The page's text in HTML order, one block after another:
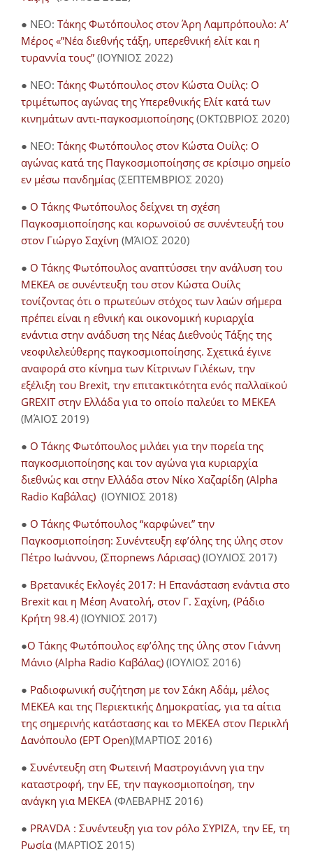
● NEO: Τάκης Φωτόπουλος στον Άρη Λαμπρόπουλο: Α’
Μέρος «”Νέα διεθνής τάξη, υπερεθνική ελίτ και η
τυραννία τους” (ΙΟΥΝΙΟΣ 2022)
● NEO: Τάκης Φωτόπουλος στον Κώστα Ουίλς: Ο
τριμέτωπος αγώνας της Υπερεθνικής Ελίτ κατά των
κινημάτων αντι-παγκοσμιοποίησης (ΟΚΤΩΒΡΙΟΣ 2020)
● NEO: Τάκης Φωτόπουλος στον Κώστα Ουίλς: Ο
αγώνας κατά της Παγκοσμιοποίησης σε κρίσιμο σημείο
εν μέσω πανδημίας (ΣΕΠΤΕΜΒΡΙΟΣ 2020)
● Ο Τάκης Φωτόπουλος δείχνει τη σχέση
Παγκοσμιοποίησης και κορωνοϊού σε συνέντευξή του
στον Γιώργο Σαχίνη (ΜΆΙΟΣ 2020)
● O Τάκης Φωτόπουλος αναπτύσσει την ανάλυση του
ΜΕΚΕΑ σε συνέντευξη του στον Κώστα Ουίλς
τονίζοντας ότι ο πρωτεύων στόχος των λαών σήμερα
πρέπει είναι η εθνική και οικονομική κυριαρχία
ενάντια στην ανάδυση της Νέας Διεθνούς Τάξης της
νεοφιλελεύθερης παγκοσμιοποίησης. Σχετικά έγινε
αναφορά στο κίνημα των Κίτρινων Γιλέκων, την
εξέλιξη του Brexit, την επιτακτικότητα ενός παλλαϊκού
GREXIT στην Ελλάδα για το οποίο παλεύει το ΜΕΚΕΑ
(ΜΆΙΟΣ 2019)
● Ο Τάκης Φωτόπουλος μιλάει για την πορεία της
παγκοσμιοποίησης και τον αγώνα για κυριαρχία
διεθνώς και στην Ελλάδα στον Νίκο Χαζαρίδη (Alpha
Radio Καβάλας) (ΙΟΥΝΙΟΣ 2018)
● Ο Τάκης Φωτόπουλος “καρφώνει” την
Παγκοσμιοποίηση: Συνέντευξη εφ’όλης της ύλης στον
Πέτρο Ιωάννου, (Σπορnews Λάρισας) (ΙΟΥΛΙΟΣ 2017)
● Βρετανικές Εκλογές 2017: Η Επανάσταση ενάντια στο
Brexit και η Μέση Ανατολή, στον Γ. Σαχίνη, (Ράδιο
Κρήτη 98.4) (ΙΟΥΝΙΟΣ 2017)
●O Τάκης Φωτόπουλος εφ’όλης της ύλης στον Γιάννη
Μάνιο (Alpha Radio Καβάλας) (ΙΟΥΛΙΟΣ 2016)
● Ραδιοφωνική συζήτηση με τον Σάκη Αδάμ, μέλος
ΜΕΚΕΑ και της Περιεκτικής Δημοκρατίας, για τα αίτια
της σημερινής κατάστασης και το ΜΕΚΕΑ στον Περικλή
Δανόπουλο (ΕΡΤ Open)(ΜΑΡΤΙΟΣ 2016)
● Συνέντευξη στη Φωτεινή Μαστρογιάννη για την
καταστροφή, την ΕΕ, την παγκοσμιοποίηση, την
ανάγκη για ΜΕΚΕΑ (ΦΛΕΒΑΡΗΣ 2016)
● PRAVDA : Συνέντευξη για τον ρόλο ΣΥΡΙΖΑ, την ΕΕ, τη
Ρωσία (ΜΑΡΤΙΟΣ 2015)